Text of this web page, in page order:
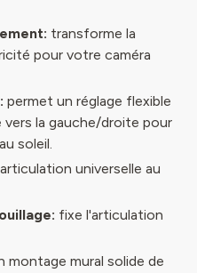
transforme la
pour votre caméra
permet un réglage flexible
vers la gauche/droite pour
soleil.
universelle au
fixe l'articulation
montage mural solide de